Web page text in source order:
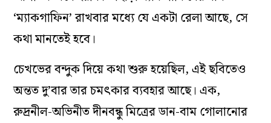
‘ম্যাকগাফিন’ রাখবার মধ্যে যে একটা রেলা আছে, সে
কথা মানতেই হবে।
চেখভের বন্দুক দিয়ে কথা শুরু হয়েছিল, এই ছবিতেও
অন্তত দু’বার তার চমৎকার ব্যবহার আছে। এক,
রুদ্রনীল-অভিনীত দীনবন্ধু মিত্রের ডান-বাম গোলানোর